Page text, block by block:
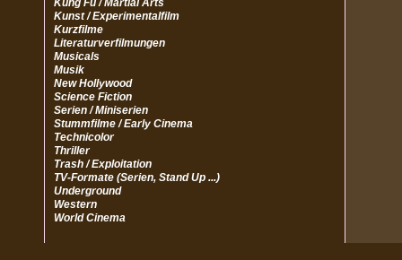
Kung Fu / Martial Arts
Kunst / Experimentalfilm
Kurzfilme
Literaturverfilmungen
Musicals
Musik
New Hollywood
Science Fiction
Serien / Miniserien
Stummfilme / Early Cinema
Technicolor
Thriller
Trash / Exploitation
TV-Formate (Serien, Stand Up ...)
Underground
Western
World Cinema